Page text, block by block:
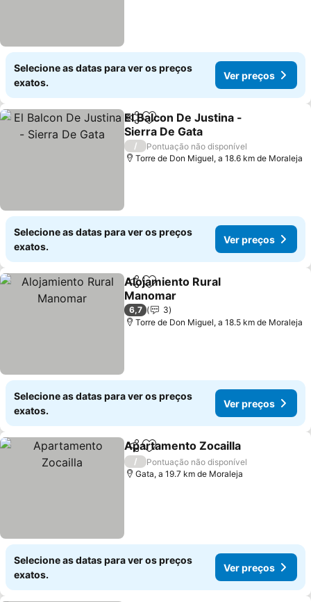
Selecione as datas para ver os preços
exatos.
Ver preços
PartilharAdicionar aos favoritos
El Balcon De Justina -
Sierra De Gata
/
Pontuação não disponível
Torre de Don Miguel, a 18.6 km de Moraleja
Selecione as datas para ver os preços
exatos.
Ver preços
PartilharAdicionar aos favoritos
Alojamiento Rural
Manomar
6,7
3
Torre de Don Miguel, a 18.5 km de Moraleja
Selecione as datas para ver os preços
exatos.
Ver preços
PartilharAdicionar aos favoritos
Apartamento Zocailla
/
Pontuação não disponível
Gata, a 19.7 km de Moraleja
Selecione as datas para ver os preços
exatos.
Ver preços